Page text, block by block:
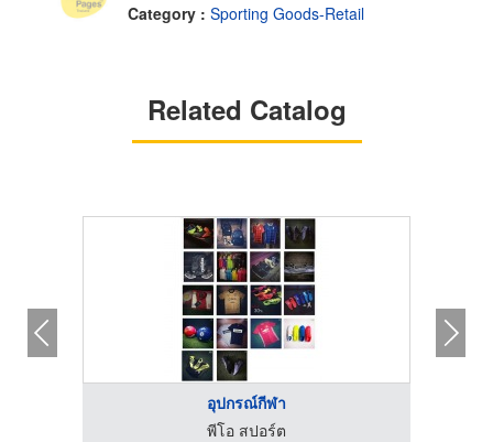
Category : Sporting Goods-Retail
Related Catalog
อุปกรณ์กีฬา
พีโอ สปอร์ต